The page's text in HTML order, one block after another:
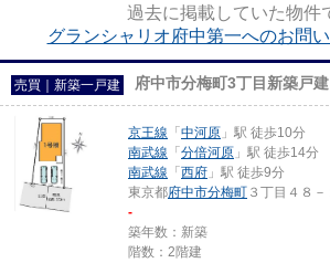
過去に掲載していた物件
グランシャリオ府中第一へのお問
売買｜新築一戸建 府中市分梅町3丁目新築戸建
京王線 「 中河原 」駅 徒歩10分
南武線 「 分倍河原 」駅 徒歩14分
南武線 「 西府 」駅 徒歩9分
東京都府中市分梅町 ３丁目４８－
-
築年数：新築
階数：2階建